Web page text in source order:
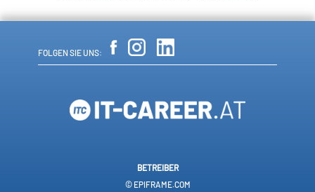
FOLGEN SIE UNS:
BETREIBER
© EPIFRAME.COM